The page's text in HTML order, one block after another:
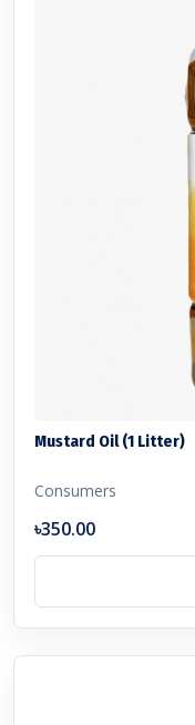
Mustard Oil (1 Litter)
Consumers
৳350.00